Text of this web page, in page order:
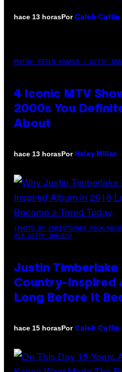
hace 13 horasPor Caleb Catlin
PHOTO: PETER KRAMER / GETTY
4 Iconic MTV
2000s You
About
hace 13 horasPor Haley Miller
(PHOTO BY CHRISTOPHER POLK/
VIA GETTY IMAGES)
Justin Timberlake
Country-Inspired
Long Before It
hace 15 horasPor Caleb Catlin